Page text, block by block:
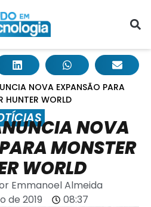
NOVA EXPANSÃO PARA
HUNTER WORLD
NOVA
MONSTER
WORLD
Emmanoel Almeida
de 2019
08:37